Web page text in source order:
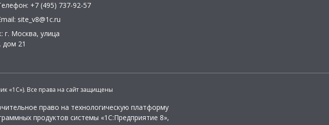
+7 (495) 737-92-57
site_v8@1c.ru
г. Москва, улица
дом 21
«1С»). Все права на сайт защищены
право на технологическую платформу
продуктов системы «1С:Предприятие 8»,